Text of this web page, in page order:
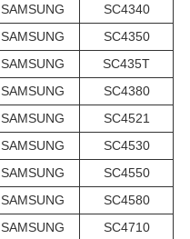
SAMSUNG
SC4340
SAMSUNG
SC4350
SAMSUNG
SC435T
SAMSUNG
SC4380
SAMSUNG
SC4521
SAMSUNG
SC4530
SAMSUNG
SC4550
SAMSUNG
SC4580
SAMSUNG
SC4710